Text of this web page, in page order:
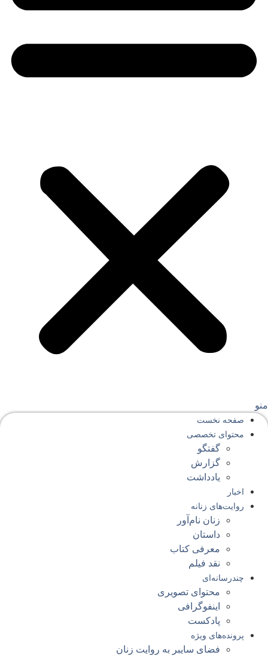
صفحه‌ نخست
محتوای‌ تخصصی
گفتگو
گزارش
یادداشت
اخبار
روایت‌های زنانه
زنان نام‌آور
داستان
معرفی کتاب
نقد فیلم
چندرسانه‌ای
محتوای تصویری
اینفوگرافی
پادکست
پرونده‌های ویژه
فضای سایبر به روایت زنان